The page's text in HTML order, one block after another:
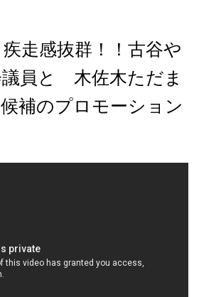
疾走感抜群！！古谷や
員と 木佐木ただま
補のプロモーション